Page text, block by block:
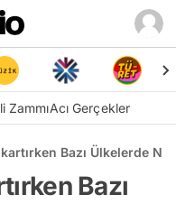
ZammıAcı Gerçekler
Bazı Ülkelerde
Bazı